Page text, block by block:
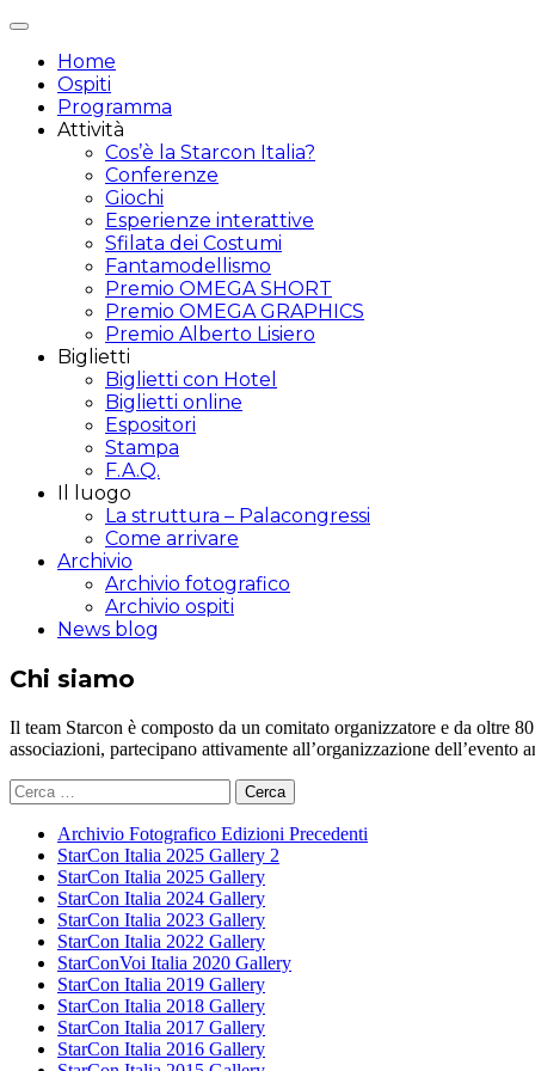
Attiva/disattiva
navigazione
Home
Ospiti
Programma
Attività
Cos’è la Starcon Italia?
Conferenze
Giochi
Esperienze interattive
Sfilata dei Costumi
Fantamodellismo
Premio OMEGA SHORT
Premio OMEGA GRAPHICS
Premio Alberto Lisiero
Biglietti
Biglietti con Hotel
Biglietti online
Espositori
Stampa
F.A.Q.
Il luogo
La struttura – Palacongressi
Come arrivare
Archivio
Archivio fotografico
Archivio ospiti
News blog
Chi siamo
Il team Starcon è composto da un comitato organizzatore e da oltre
associazioni, partecipano attivamente all’organizzazione
Ricerca
per:
Archivio Fotografico Edizioni Precedenti
StarCon Italia 2025 Gallery 2
StarCon Italia 2025 Gallery
StarCon Italia 2024 Gallery
StarCon Italia 2023 Gallery
StarCon Italia 2022 Gallery
StarConVoi Italia 2020 Gallery
StarCon Italia 2019 Gallery
StarCon Italia 2018 Gallery
StarCon Italia 2017 Gallery
StarCon Italia 2016 Gallery